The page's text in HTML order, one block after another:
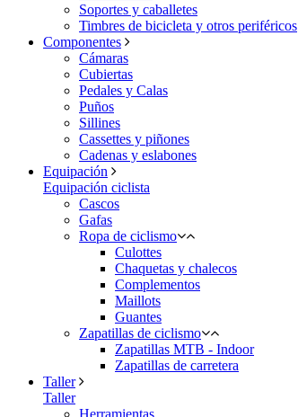
Soportes y caballetes
Timbres de bicicleta y otros periféricos
Componentes
Cámaras
Cubiertas
Pedales y Calas
Puños
Sillines
Cassettes y piñones
Cadenas y eslabones
Equipación
Equipación ciclista
Cascos
Gafas
Ropa de ciclismo
Culottes
Chaquetas y chalecos
Complementos
Maillots
Guantes
Zapatillas de ciclismo
Zapatillas MTB - Indoor
Zapatillas de carretera
Taller
Taller
Herramientas